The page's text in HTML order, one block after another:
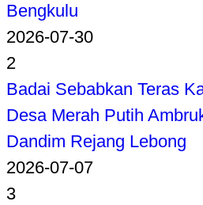
Bengkulu
2026-07-30
2
Badai Sebabkan Teras
Desa Merah Putih
Dandim Rejang Lebong
2026-07-07
3